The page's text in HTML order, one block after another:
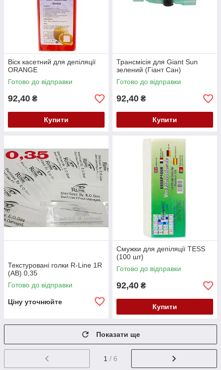
Віск касетний для депіляції
ORANGE
Готово до відправки
92,40 ₴
Купити
Трансмісія для Giant Sun
зелений (Гіант Сан)
Готово до відправки
92,40 ₴
Купити
Текстуровані голки R-Line 1R
(AB) 0,35
Готово до відправки
Ціну уточнюйте
Смужки для депіляції TESS
(100 шт)
Готово до відправки
92,40 ₴
Купити
Показати ще
1 / 6